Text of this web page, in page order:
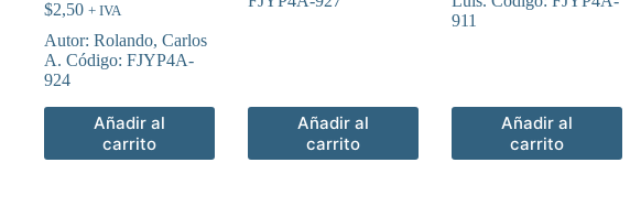
$2,50 + IVA
Autor: Rolando, Carlos
A. Código: FJYP4A-
924
Añadir al
carrito
Añadir al
carrito
911
Añadir al
carrito